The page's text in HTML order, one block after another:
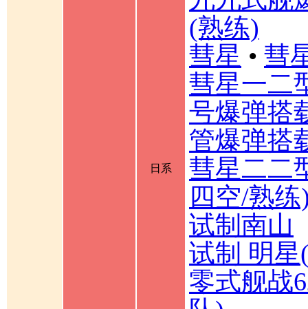
日系
(熟练)
彗星 • 彗
彗星一二
号爆弹搭
管爆弹搭
彗星二二
四空/熟练
试制南山
试制 明
零式舰战